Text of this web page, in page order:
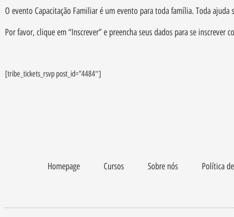
O evento Capacitação Familiar é um evento para toda família. Toda
Por favor, clique em “Inscrever” e preencha seus dados para se inscrever
[tribe_tickets_rsvp post_id=”4484″]
Homepage Cursos Sobre nós Política